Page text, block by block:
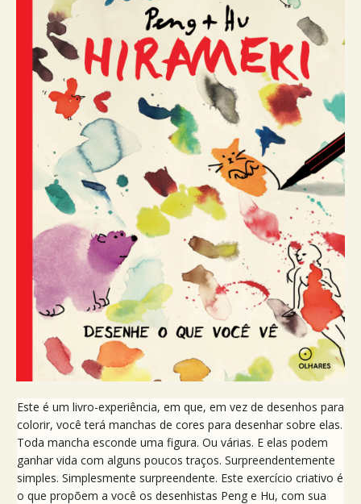
Este é um livro-experiência, em que, em vez de desenhos para
colorir, você terá manchas de cores para desenhar sobre elas.
Toda mancha esconde uma figura. Ou várias. E elas podem
ganhar vida com alguns poucos traços. Surpreendentemente
simples. Simplesmente surpreendente. Este exercício criativo é
o que propõem a você os desenhistas Peng e Hu, com sua